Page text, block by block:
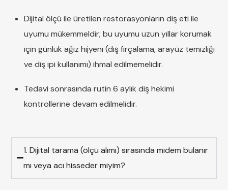
Dijital ölçü ile üretilen restorasyonların diş eti ile
uyumu mükemmeldir; bu uyumu uzun yıllar korumak
için günlük ağız hijyeni (diş fırçalama, arayüz temizliği
ve diş ipi kullanımı) ihmal edilmemelidir.
Tedavi sonrasında rutin 6 aylık diş hekimi
kontrollerine devam edilmelidir.
1. Dijital tarama (ölçü alımı) sırasında midem bulanır
mı veya acı hisseder miyim?